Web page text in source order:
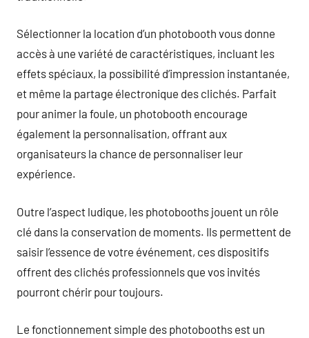
Sélectionner la location d’un photobooth vous donne
accès à une variété de caractéristiques, incluant les
effets spéciaux, la possibilité d’impression instantanée,
et même la partage électronique des clichés. Parfait
pour animer la foule, un photobooth encourage
également la personnalisation, offrant aux
organisateurs la chance de personnaliser leur
expérience.
Outre l’aspect ludique, les photobooths jouent un rôle
clé dans la conservation de moments. Ils permettent de
saisir l’essence de votre événement, ces dispositifs
offrent des clichés professionnels que vos invités
pourront chérir pour toujours.
Le fonctionnement simple des photobooths est un